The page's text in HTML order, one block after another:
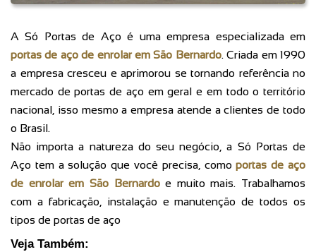
A Só Portas de Aço é uma empresa especializada em
portas de aço de enrolar em São Bernardo. Criada em 1990
a empresa cresceu e aprimorou se tornando referência no
mercado de portas de aço em geral e em todo o território
nacional, isso mesmo a empresa atende a clientes de todo
o Brasil.
Não importa a natureza do seu negócio, a Só Portas de
Aço tem a solução que você precisa, comoportas de aço
de enrolar em São Bernardoe muito mais. Trabalhamos
com a fabricação, instalação e manutenção de todos os
tipos de portas de aço
Veja Também: